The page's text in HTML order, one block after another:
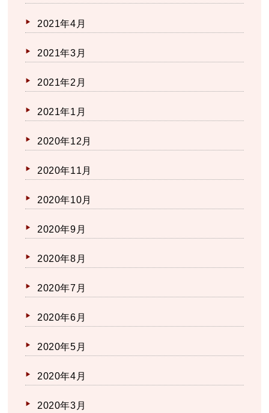
2021年4月
2021年3月
2021年2月
2021年1月
2020年12月
2020年11月
2020年10月
2020年9月
2020年8月
2020年7月
2020年6月
2020年5月
2020年4月
2020年3月